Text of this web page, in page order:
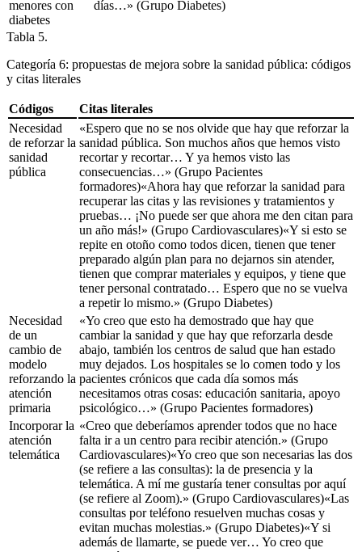
menores con
diabetes
días…» (Grupo Diabetes)
Tabla 5.
Categoría 6: propuestas de mejora sobre la sanidad pública: códigos
y citas literales
Códigos
Citas literales
Necesidad
de reforzar la
sanidad
pública
«Espero que no se nos olvide que hay que reforzar la
sanidad pública. Son muchos años que hemos visto
recortar y recortar… Y ya hemos visto las
consecuencias…» (Grupo Pacientes
formadores)«Ahora hay que reforzar la sanidad para
recuperar las citas y las revisiones y tratamientos y
pruebas… ¡No puede ser que ahora me den citan para
un año más!» (Grupo Cardiovasculares)«Y si esto se
repite en otoño como todos dicen, tienen que tener
preparado algún plan para no dejarnos sin atender,
tienen que comprar materiales y equipos, y tiene que
tener personal contratado… Espero que no se vuelva
a repetir lo mismo.» (Grupo Diabetes)
Necesidad
de un
cambio de
modelo
reforzando la
atención
primaria
«Yo creo que esto ha demostrado que hay que
cambiar la sanidad y que hay que reforzarla desde
abajo, también los centros de salud que han estado
muy dejados. Los hospitales se lo comen todo y los
pacientes crónicos que cada día somos más
necesitamos otras cosas: educación sanitaria, apoyo
psicológico…» (Grupo Pacientes formadores)
Incorporar la
atención
telemática
«Creo que deberíamos aprender todos que no hace
falta ir a un centro para recibir atención.» (Grupo
Cardiovasculares)«Yo creo que son necesarias las dos
(se refiere a las consultas): la de presencia y la
telemática. A mí me gustaría tener consultas por aquí
(se refiere al Zoom).» (Grupo Cardiovasculares)«Las
consultas por teléfono resuelven muchas cosas y
evitan muchas molestias.» (Grupo Diabetes)«Y si
además de llamarte, se puede ver… Yo creo que